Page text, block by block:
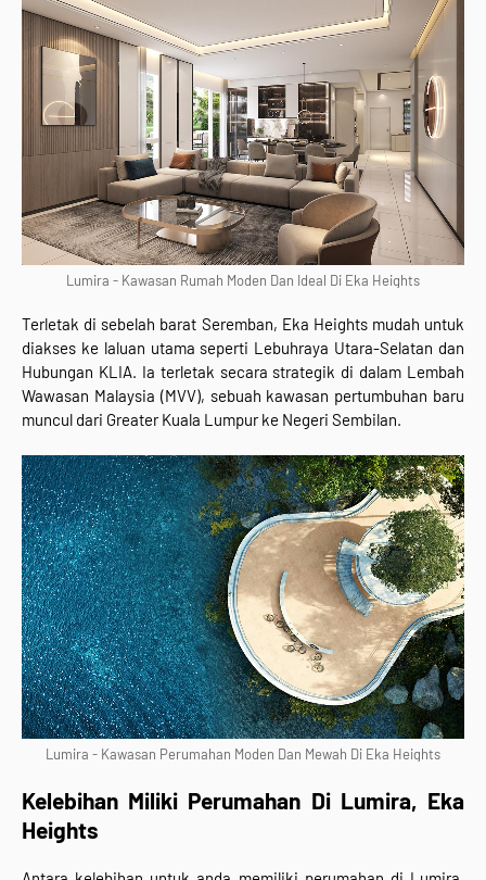
Lumira - Kawasan Rumah Moden Dan Ideal Di Eka Heights
Terletak di sebelah barat Seremban, Eka Heights mudah untuk
diakses ke laluan utama seperti Lebuhraya Utara-Selatan dan
Hubungan KLIA. Ia terletak secara strategik di dalam Lembah
Wawasan Malaysia (MVV), sebuah kawasan pertumbuhan baru
muncul dari Greater Kuala Lumpur ke Negeri Sembilan.
Lumira - Kawasan Perumahan Moden Dan Mewah Di Eka Heights
Kelebihan Miliki Perumahan Di Lumira, Eka
Heights